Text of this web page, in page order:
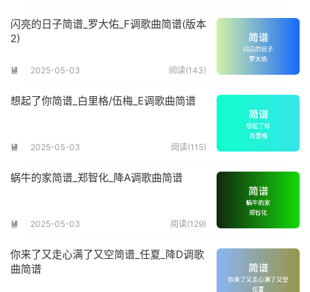
闪亮的日子简谱_罗大佑_F调歌曲简谱(版本
2)
 2025-05-03 阅读(143)
想起了你简谱_白里格/伍梅_E调歌曲简谱
 2025-05-03 阅读(115)
蜗牛的家简谱_郑智化_降A调歌曲简谱
 2025-05-03 阅读(129)
你来了又走心满了又空简谱_任夏_降D调歌
曲简谱